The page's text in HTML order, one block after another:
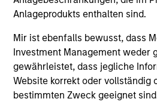
Anlageprodukts enthalten sind.
Mir ist ebenfalls bewusst, dass
Investment Management weder
gewährleistet, dass jegliche
Website korrekt oder vollständig
bestimmten Zweck geeignet
ALTS IN FOCUS
Private Credit 2026
We believe the current market
becoming more favorable for
credit lenders as pricing
financing demand